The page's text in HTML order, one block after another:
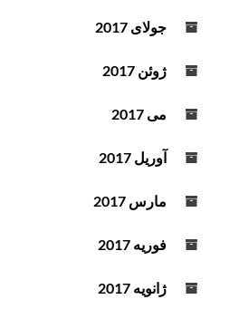
جولای 2017
ژوئن 2017
می 2017
آوریل 2017
مارس 2017
فوریه 2017
ژانویه 2017